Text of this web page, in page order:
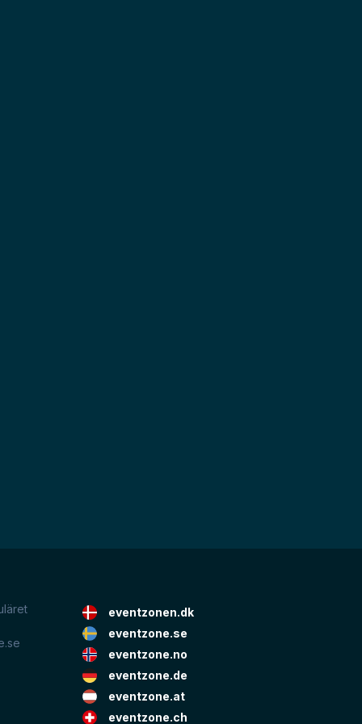
eventzonen.dk
eventzone.se
eventzone.no
eventzone.de
eventzone.at
eventzone.ch